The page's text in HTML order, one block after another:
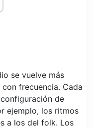
se vuelve más
frecuencia. Cada
de
ejemplo, los ritmos
a los del folk. Los